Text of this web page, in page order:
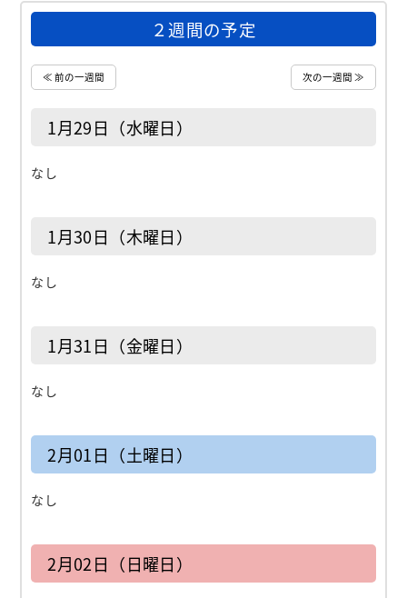
２週間の予定
≪ 前の一週間 次の一週間 ≫
1月29日（水曜日）
なし
1月30日（木曜日）
なし
1月31日（金曜日）
なし
2月01日（土曜日）
なし
2月02日（日曜日）